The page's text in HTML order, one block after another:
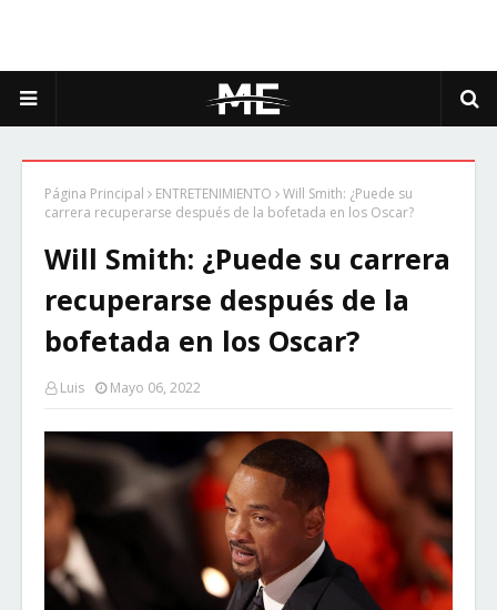
Página Principal ENTRETENIMIENTO
Will Smith: ¿Puede su
carrera recuperarse después de la bofetada en los Oscar?
Will Smith: ¿Puede su carrera
recuperarse después de la
bofetada en los Oscar?
Luis Mayo 06, 2022